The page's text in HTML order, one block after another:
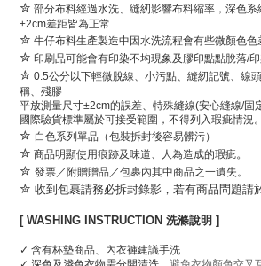
✮ 部分布料經過水洗、縫紉影響布料縮率，深色
±2cm差距皆為正常
✮ 牛仔布料生產製造中因水洗流程會有些微顏色色
✮ 印刷品可能會有印染不均現象及膠印點點脫落/
✮ 0.5公分以下輕微脫線、小污點、縫紉記號、線
稱、殘膠
平放測量尺寸±2cm的誤差、特殊縫線(安心縫線/固
國際驗貨標準屬於可接受範圍，不得列入瑕疵情況。
✮ 白色系列單品（包裝拆封後容易髒污）
✮ 商品明顯使用痕跡及味道、人為造成的瑕疵。
✮ 發票／附贈贈品／包裹內其中商品之一遺失。
✮ 收到包裹請務必拆封錄影，若有商品問題請
[ WASHING INSTRUCTION 洗滌說明 ]
✓ 含有杯墊商品、內衣褲建議手洗